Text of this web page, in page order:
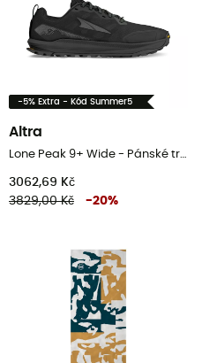
-5% Extra - Kód Summer5
Altra
Lone Peak 9+ Wide - Pánské trailové běžecké boty
3062,69 Kč
3829,00 Kč
-20%